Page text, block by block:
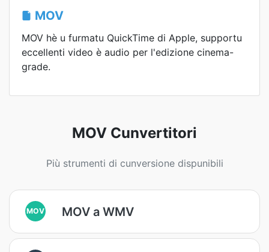
MOV
MOV hè u furmatu QuickTime di Apple, supportu
eccellenti video è audio per l'edizione cinema-
grade.
MOV Cunvertitori
Più strumenti di cunversione dispunibili
MOV MOV a WMV